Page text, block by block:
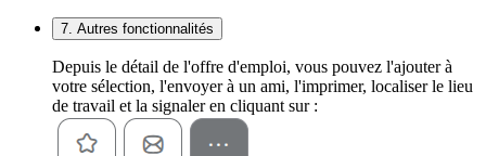
7. Autres fonctionnalités
Depuis le détail de l'offre d'emploi, vous pouvez l'ajouter à
votre sélection, l'envoyer à un ami, l'imprimer, localiser le lieu
de travail et la signaler en cliquant sur :